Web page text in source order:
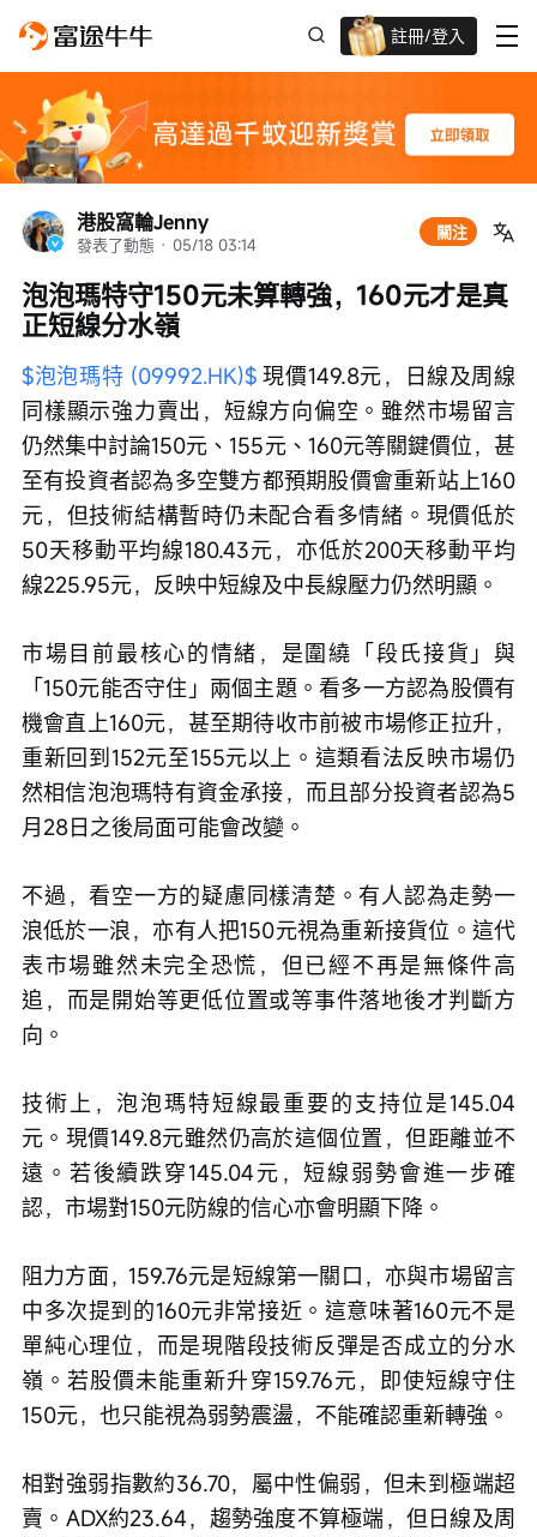
註冊/登入
港股窩輪Jenny
發表了動態 · 05/18 03:14
關注
泡泡瑪特守150元未算轉強，160元才是真
正短線分水嶺
$泡泡瑪特 (09992.HK)$ 現價149.8元，日線及周線
同樣顯示強力賣出，短線方向偏空。雖然市場留言
仍然集中討論150元、155元、160元等關鍵價位，甚
至有投資者認為多空雙方都預期股價會重新站上160
元，但技術結構暫時仍未配合看多情緒。現價低於
50天移動平均線180.43元，亦低於200天移動平均
線225.95元，反映中短線及中長線壓力仍然明顯。
市場目前最核心的情緒，是圍繞「段氏接貨」與
「150元能否守住」兩個主題。看多一方認為股價有
機會直上160元，甚至期待收市前被市場修正拉升，
重新回到152元至155元以上。這類看法反映市場仍
然相信泡泡瑪特有資金承接，而且部分投資者認為5
月28日之後局面可能會改變。
不過，看空一方的疑慮同樣清楚。有人認為走勢一
浪低於一浪，亦有人把150元視為重新接貨位。這代
表市場雖然未完全恐慌，但已經不再是無條件高
追，而是開始等更低位置或等事件落地後才判斷方
向。
技術上，泡泡瑪特短線最重要的支持位是145.04
元。現價149.8元雖然仍高於這個位置，但距離並不
遠。若後續跌穿145.04元，短線弱勢會進一步確
認，市場對150元防線的信心亦會明顯下降。
阻力方面，159.76元是短線第一關口，亦與市場留言
中多次提到的160元非常接近。這意味著160元不是
單純心理位，而是現階段技術反彈是否成立的分水
嶺。若股價未能重新升穿159.76元，即使短線守住
150元，也只能視為弱勢震盪，不能確認重新轉強。
相對強弱指數約36.70，屬中性偏弱，但未到極端超
賣。ADX約23.64，趨勢強度不算極端，但日線及周